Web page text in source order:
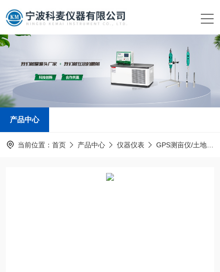
产品中心
当前位置： 首页 产品中心 仪器仪表 GPS测亩仪/土地面积测量仪